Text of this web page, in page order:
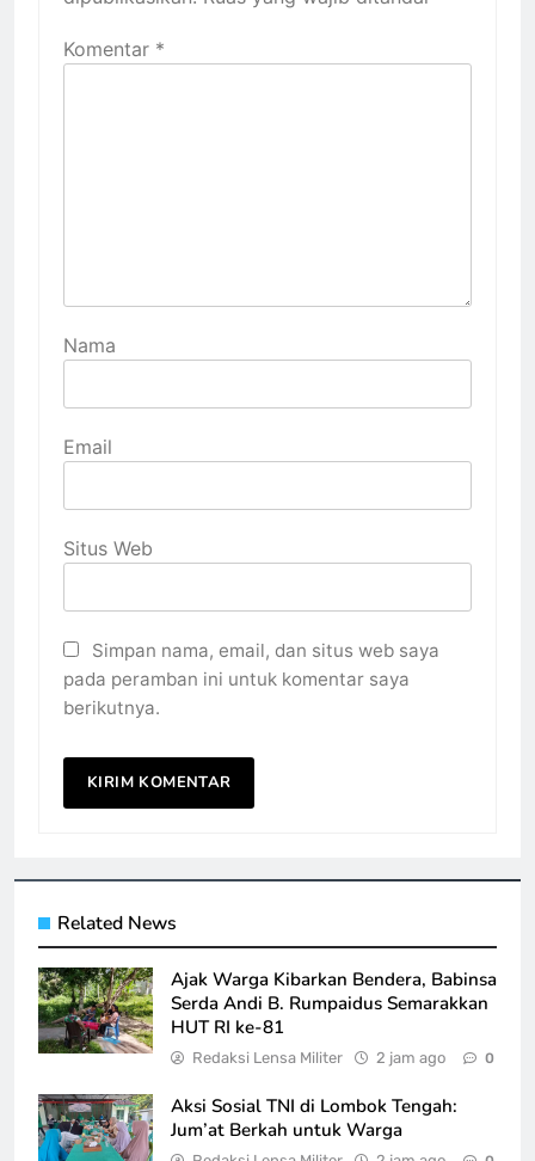
Komentar *
Nama
Email
Situs Web
Simpan nama, email, dan situs web saya
pada peramban ini untuk komentar saya
berikutnya.
Related News
Ajak Warga Kibarkan Bendera, Babinsa
Serda Andi B. Rumpaidus Semarakkan
HUT RI ke-81
Redaksi Lensa Militer 2 jam ago 0
Aksi Sosial TNI di Lombok Tengah:
Jum’at Berkah untuk Warga